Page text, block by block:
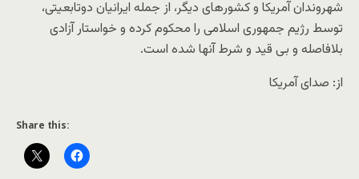
شهروندان آمریکا و کشورهای دیگر، از جمله ایرانیان دوتابعیتی،
توسط رژیم جمهوری اسلامی را محکوم کرده و خواستار آزادی
بلافاصله و بی قید و شرط آنها شده است.
از: صدای آمریکا
Share this: